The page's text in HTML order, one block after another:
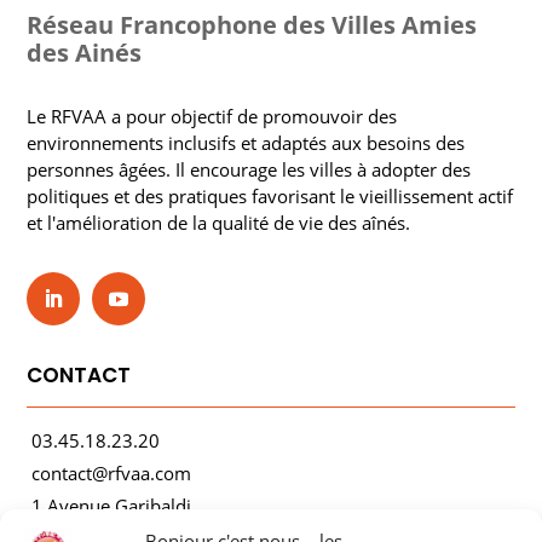
Réseau Francophone des Villes Amies
des Ainés
Le RFVAA a pour objectif de promouvoir des
environnements inclusifs et adaptés aux besoins des
personnes âgées. Il encourage les villes à adopter des
politiques et des pratiques favorisant le vieillissement actif
et l'amélioration de la qualité de vie des aînés.
CONTACT
03.45.18.23.20
contact@rfvaa.com
1 Avenue Garibaldi